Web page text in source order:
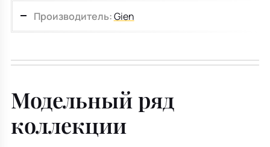
Производитель:Gien
Модельный ряд
коллекции